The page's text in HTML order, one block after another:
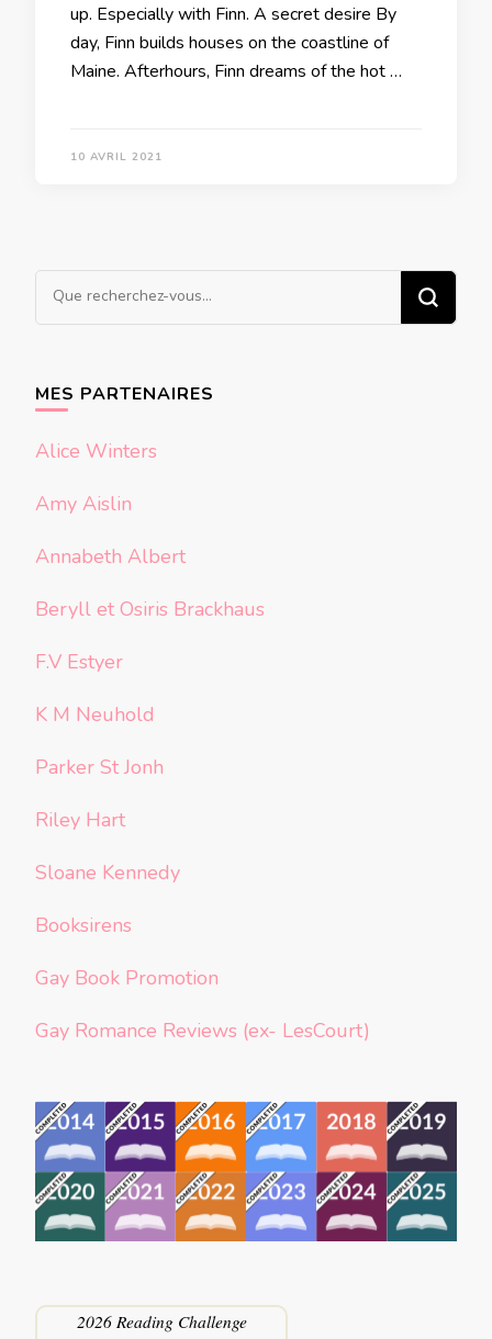
up. Especially with Finn. A secret desire By
day, Finn builds houses on the coastline of
Maine. Afterhours, Finn dreams of the hot …
10 AVRIL 2021
Vous
MES PARTENAIRES
Alice Winters
Amy Aislin
Annabeth Albert
Beryll et Osiris Brackhaus
F.V Estyer
K M Neuhold
Parker St Jonh
Riley Hart
Sloane Kennedy
Booksirens
Gay Book Promotion
Gay Romance Reviews (ex- LesCourt)
2026 Reading Challenge